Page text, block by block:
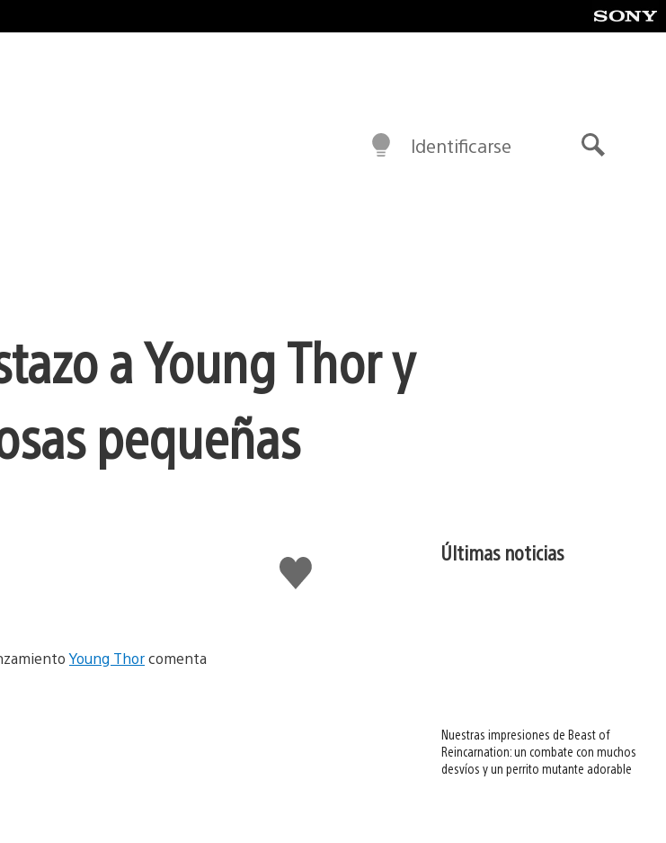
Identificarse
a Young Thor y
pequeñas
Me
gusta
Young Thorcomenta
Últimas noticias
Nuestras impresiones de Beast of
Reincarnation: un combate con muchos
desvíos y un perrito mutante adorable